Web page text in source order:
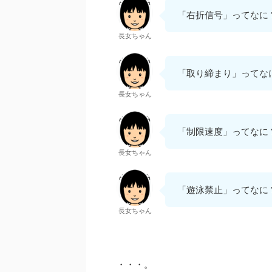
長女ちゃん
「右折信号」ってなに
長女ちゃん
「取り締まり」ってな
長女ちゃん
「制限速度」ってなに
長女ちゃん
「遊泳禁止」ってなに
・・・。